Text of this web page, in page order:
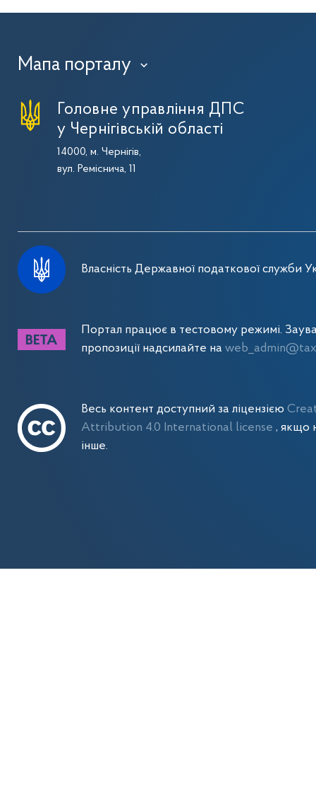
Мапа порталу ›
Головне управління ДПС
у Чернігівській області
14000, м. Чернігів,
вул. Реміснича, 11
Власність Державної податкової служби
Портал працює в тестовому режимі.
пропозиції надсилайте на
Весь контент доступний за ліцензією
Attribution 4.0 International license , якщо
інше.